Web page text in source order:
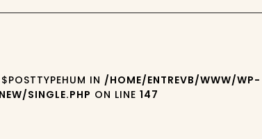
IN /HOME/ENTREVB/WWW/WP-
SINGLE.PHP ON LINE147